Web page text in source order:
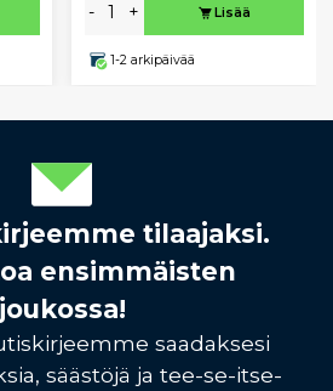
- + Lisää
1-2 arkipäivää
tilaajaksi.
ensimmäisten
joukossa!
saadaksesi
säästöjä ja tee-se-itse-